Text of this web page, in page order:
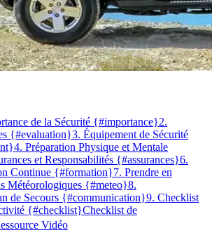
de la Sécurité {#importance}2.
{#evaluation}3. Équipement de Sécurité
4. Préparation Physique et Mentale
et Responsabilités {#assurances}6.
Continue {#formation}7. Prendre en
Météorologiques {#meteo}8.
de Secours {#communication}9. Checklist
{#checklist}Checklist de
Vidéo